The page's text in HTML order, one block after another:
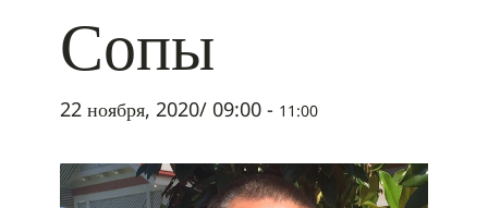
Сопы
22 ноября, 2020/ 09:00 - 11:00